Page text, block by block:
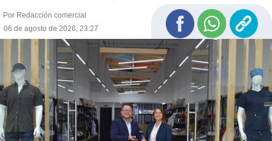
Por Redacción comercial
06 de agosto de 2026, 23:27